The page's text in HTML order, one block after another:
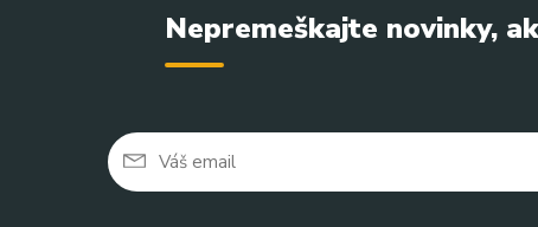
Nepremeškajte novinky,